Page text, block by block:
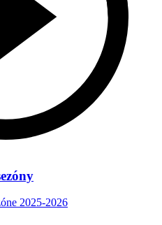
2025-2026